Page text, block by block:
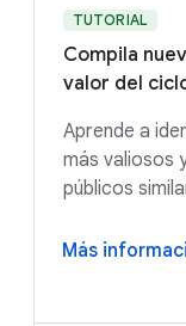
TUTORIAL
Compila
valor del
Aprende a
más valiosos
públicos
Más